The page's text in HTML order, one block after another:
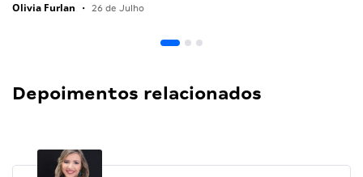
Olivia Furlan • 26 de Julho
Depoimentos relacionados